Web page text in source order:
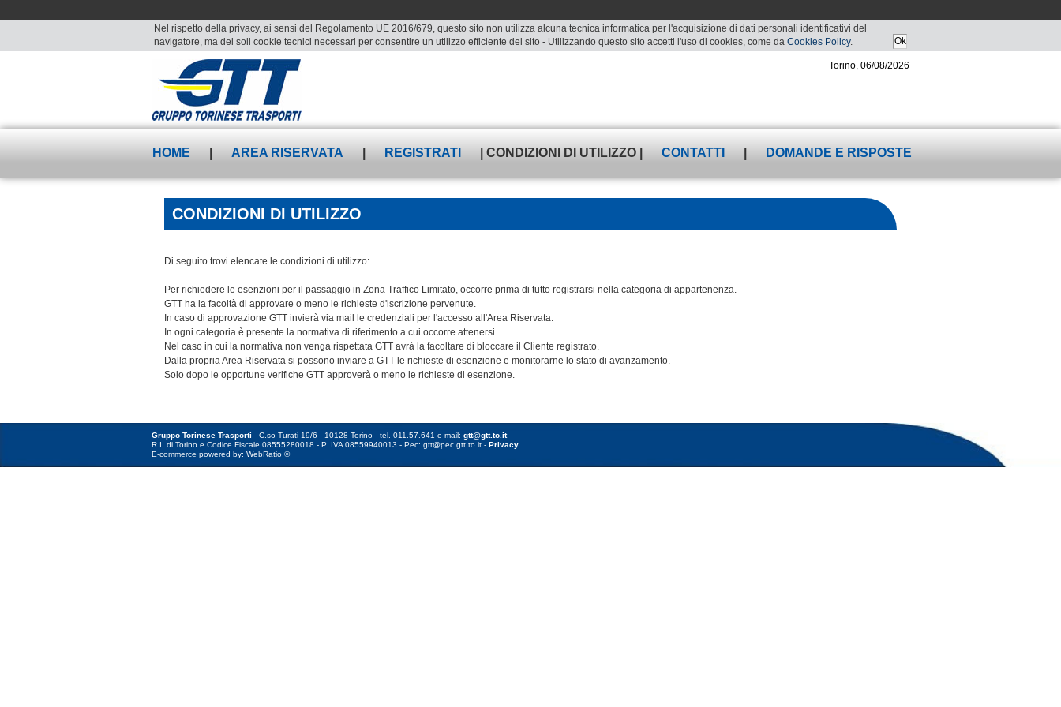
Nel rispetto della privacy, ai sensi del Regolamento UE 2016/679, questo sito non utilizza alcuna tecnica informatica per l'acquisizione di dati personali identificativi del
navigatore, ma dei soli cookie tecnici necessari per consentire un utilizzo efficiente del sito - Utilizzando questo sito accetti l'uso di cookies, come da Cookies Policy.
Torino, 06/08/2026
HOME AREA RISERVATA REGISTRATI | CONDIZIONI DI UTILIZZO | CONTATTI DOMANDE E RISPOSTE
CONDIZIONI DI UTILIZZO
Di seguito trovi elencate le condizioni di utilizzo:
Per richiedere le esenzioni per il passaggio in Zona Traffico Limitato, occorre prima di tutto registrarsi nella categoria di appartenenza.
GTT ha la facoltà di approvare o meno le richieste d'iscrizione pervenute.
In caso di approvazione GTT invierà via mail le credenziali per l'accesso all'Area Riservata.
In ogni categoria è presente la normativa di riferimento a cui occorre attenersi.
Nel caso in cui la normativa non venga rispettata GTT avrà la facoltare di bloccare il Cliente registrato.
Dalla propria Area Riservata si possono inviare a GTT le richieste di esenzione e monitorarne lo stato di avanzamento.
Solo dopo le opportune verifiche GTT approverà o meno le richieste di esenzione.
Gruppo Torinese Trasporti - C.so Turati 19/6 - 10128 Torino - tel. 011.57.641 e-mail: gtt@gtt.to.it
R.I. di Torino e Codice Fiscale 08555280018 - P. IVA 08559940013 - Pec: gtt@pec.gtt.to.it - Privacy
E-commerce powered by: WebRatio ©